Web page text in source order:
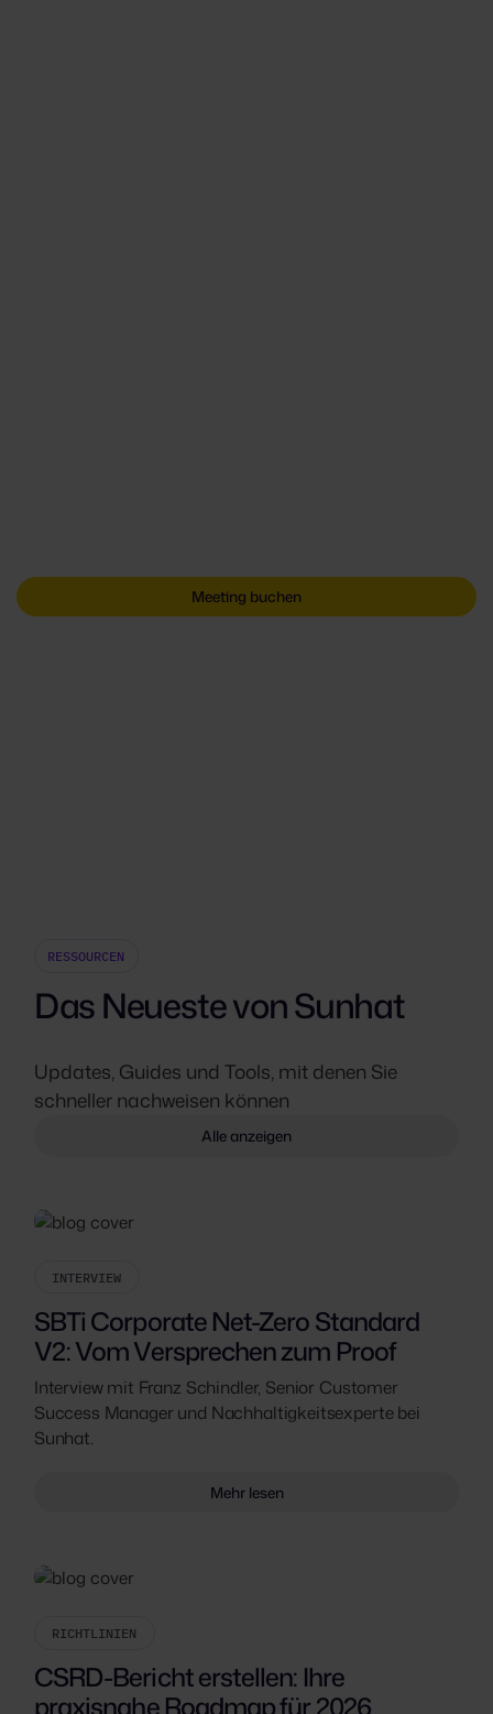
Meeting buchen
RESSOURCEN
Das Neueste von Sunhat
Updates, Guides und Tools, mit denen Sie
schneller nachweisen können
Alle anzeigen
INTERVIEW
SBTi Corporate Net-Zero Standard
V2: Vom Versprechen zum Proof
Interview mit Franz Schindler, Senior Customer
Success Manager und Nachhaltigkeitsexperte bei
Sunhat.
Mehr lesen
RICHTLINIEN
CSRD-Bericht erstellen: Ihre
praxisnahe Roadmap für 2026